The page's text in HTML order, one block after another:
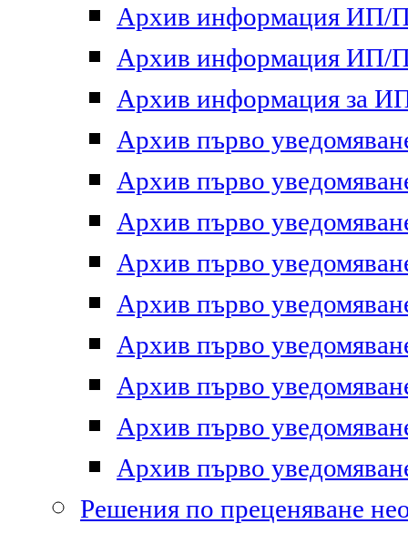
Архив информация ИП/
Архив информация ИП/
Архив информация за
Архив първо
Архив първо
Архив първо
Архив първо
Архив първо
Архив първо
Архив първо
Архив първо
Архив първо
Решения по преценяване